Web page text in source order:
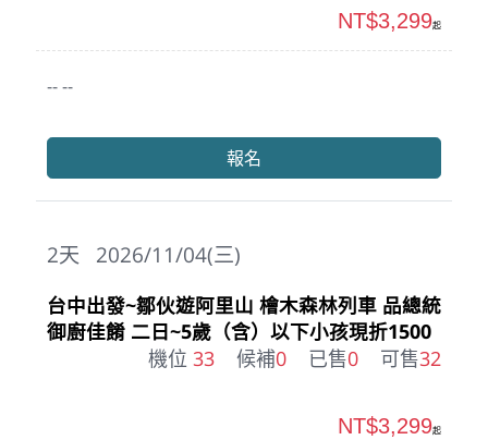
-- --
NT$3,299起
報名
2026/11/04(三)
2天
台中出發~鄒伙遊阿里山 檜木森林列車 品總統
御廚佳餚 二日~5歲（含）以下小孩現折1500
機位 33 候補0 已售0 可售32
NT$3,299起